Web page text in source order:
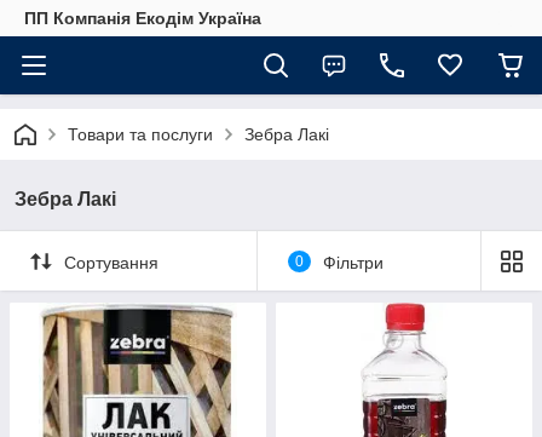
ПП Компанія Екодім Україна
Товари та послуги Зебра Лакі
Зебра Лакі
Сортування 0 Фільтри